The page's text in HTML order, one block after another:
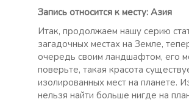
Запись относится к месту: Азия
Итак, продолжаем нашу серию
загадочных местах на Земле,
очередь своим ландшафтом, его
поверьте, такая красота
изолированных мест на планете.
нельзя найти больше нигде на